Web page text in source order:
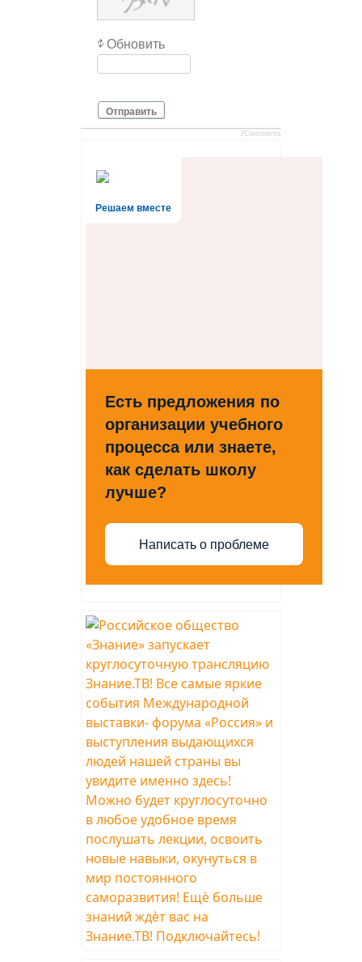
Обновить
Отправить
JComments
Решаем вместе
Есть предложения по
организации учебного
процесса или знаете,
как сделать школу
лучше?
Написать о проблеме